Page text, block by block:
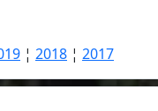
¦ 2018 ¦ 2017